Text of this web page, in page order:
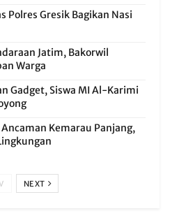
Polres Gresik Bagikan Nasi
Jatim, Bakorwil
Warga
Gadget, Siswa MI Al-Karimi
Kemarau Panjang,
NEXT